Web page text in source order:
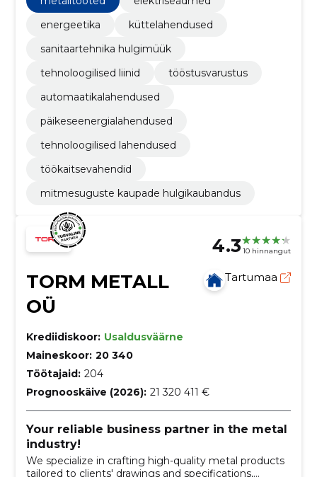
kinnisvara- ja tööstusettevõtetele, avalikule sektorile
ning kaubandusettevõtetele
energeetika
küttelahendused
sanitaartehnika hulgimüük
tehnoloogilised liinid
tööstusvarustus
automaatikalahendused
päikeseenergialahendused
tehnoloogilised lahendused
töökaitsevahendid
mitmesuguste kaupade hulgikaubandus
4.3 10 hinnangut
TORM METALL
OÜ
Tartumaa
Krediidiskoor: Usaldusväärne
Maineskoor: 20 340
Töötajaid: 204
Prognooskäive (2026): 21 320 411 €
Your reliable business partner in the metal
industry!
We specialize in crafting high-quality metal products
tailored to clients' drawings and specifications,